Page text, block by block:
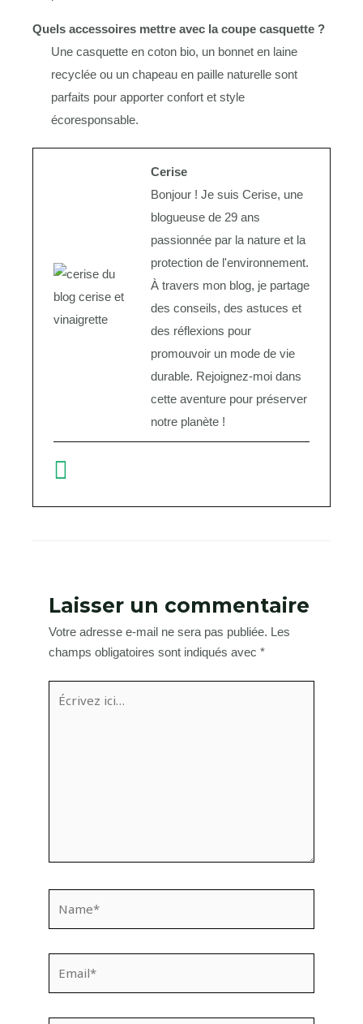
Quels accessoires mettre avec la coupe casquette ?
Une casquette en coton bio, un bonnet en laine
recyclée ou un chapeau en paille naturelle sont
parfaits pour apporter confort et style
écoresponsable.
Cerise
Bonjour ! Je suis Cerise, une
blogueuse de 29 ans
passionnée par la nature et la
protection de l'environnement.
À travers mon blog, je partage
des conseils, des astuces et
des réflexions pour
promouvoir un mode de vie
durable. Rejoignez-moi dans
cette aventure pour préserver
notre planète !
Laisser un commentaire
Votre adresse e-mail ne sera pas publiée. Les
champs obligatoires sont indiqués avec *